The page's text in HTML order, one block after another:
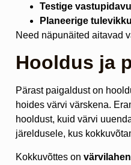
Testige
Planeerige
Need näpunäited aitavad
Hooldus ja
Pärast paigaldust on
hoides värvi värskena.
hooldust, kuid värvi
järeldusele, kus
Kokkuvõttes on